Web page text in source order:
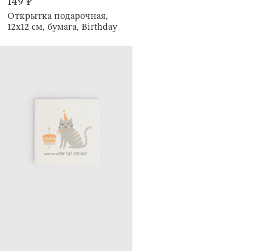
Открытка подарочная,
12х12 см, бумага, Birthday